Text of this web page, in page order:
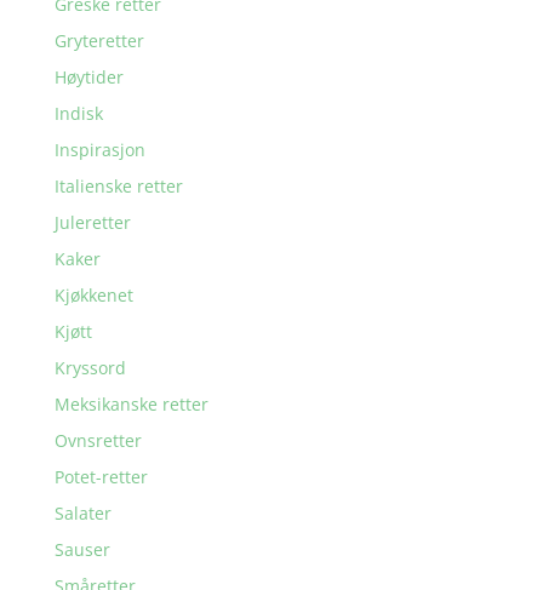
Gryteretter
Høytider
Indisk
Inspirasjon
Italienske retter
Juleretter
Kaker
Kjøkkenet
Kjøtt
Kryssord
Meksikanske retter
Ovnsretter
Potet-retter
Salater
Sauser
Småretter